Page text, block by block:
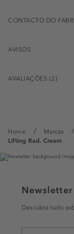
Home Marcas
Lifting Rad. Cream
CONTACTO DO
AVISOS
AVALIAÇÕES (2)
Newsletter
Descubra tudo